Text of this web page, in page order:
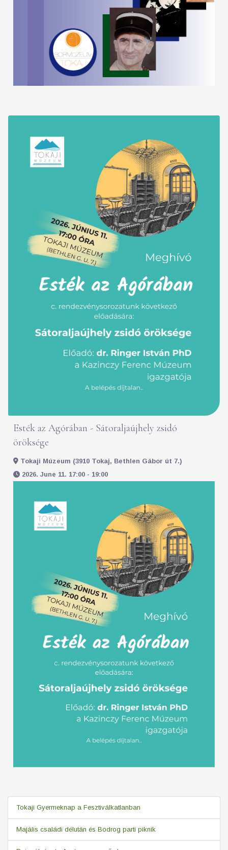
Esték az Agórában - Sátoraljaújhely zsidó
öröksége
Tokaji Múzeum (3910 Tokaj, Bethlen Gábor út 7.)
2026. June 11. 17:00 - 19:00
Tokaji Gyermeknap a Fesztiválkatlanban
Majális családi délután és Bodrog parti piknik